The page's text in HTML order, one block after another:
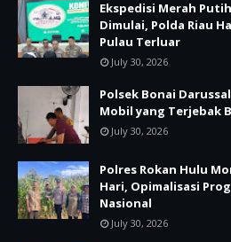
Ekspedisi Merah
Dimulai, Polda Riau
Pulau Terluar
July 30, 2026
Polsek Bonai
Mobil yang Terjebak
July 30, 2026
Polres Rokan Hulu
Hari, Opimalisasi
Nasional
July 30, 2026